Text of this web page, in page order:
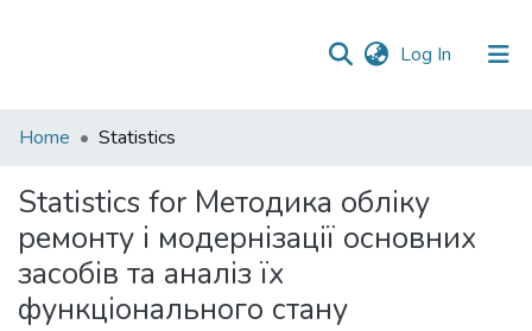
Log In (current)
Communities
Collections
All of DSpace
Home Statistics
Statistics for Методика обліку
ремонту і модернізації основних
засобів та аналіз їх
функціонального стану